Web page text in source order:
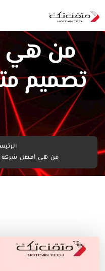
من هي
تصميم
من هي أفضل شركة